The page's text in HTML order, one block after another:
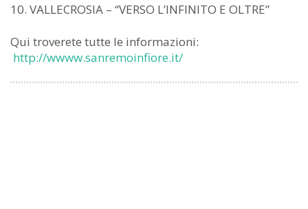
VALLECROSIA – “VERSO L’INFINITO E OLTRE”
Qui troverete tutte le informazioni:
http://wwww.sanremoinfiore.it/